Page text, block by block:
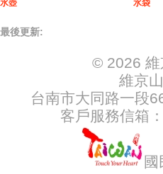
水壺 水袋
最後更新:
© 2026 維
維京
台南市大同路一段
客戶服務信箱
國